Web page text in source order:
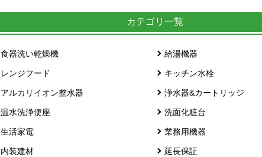
カテゴリ一覧
食器洗い乾燥機 給湯機器
レンジフード キッチン水栓
アルカリイオン整水器 浄水器&カートリッジ
温水洗浄便座 洗面化粧台
生活家電 業務用機器
内装建材 延長保証